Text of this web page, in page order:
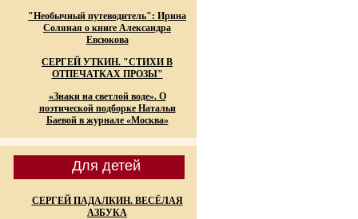
"Необычный путеводитель": Ирина
Соляная о книге Александра
Евсюкова
СЕРГЕЙ УТКИН. "СТИХИ В
ОТПЕЧАТКАХ ПРОЗЫ"
«Знаки на светлой воде». О
поэтической подборке Натальи
Баевой в журнале «Москва»
Для детей
СЕРГЕЙ ПАДАЛКИН. ВЕСЁЛАЯ
АЗБУКА